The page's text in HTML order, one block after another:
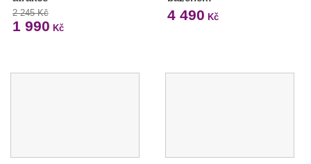
2 245 Kč
1 990 Kč
4 490 Kč